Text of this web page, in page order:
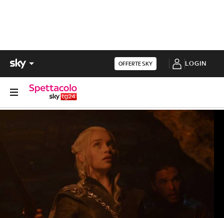
OFFERTE SKY LOGIN